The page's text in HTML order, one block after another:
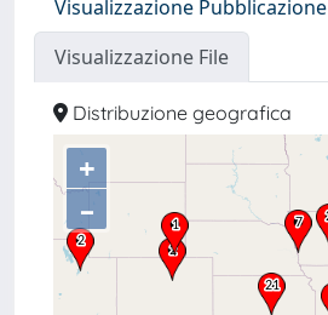
Visualizzazione Pubblicazione
Visualizzazione File
Distribuzione geografica
+
–